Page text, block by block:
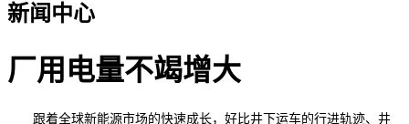
新闻中心
厂用电量不竭增大
跟着全球新能源市场的快速成长，好比井下运车的行进轨迹、井